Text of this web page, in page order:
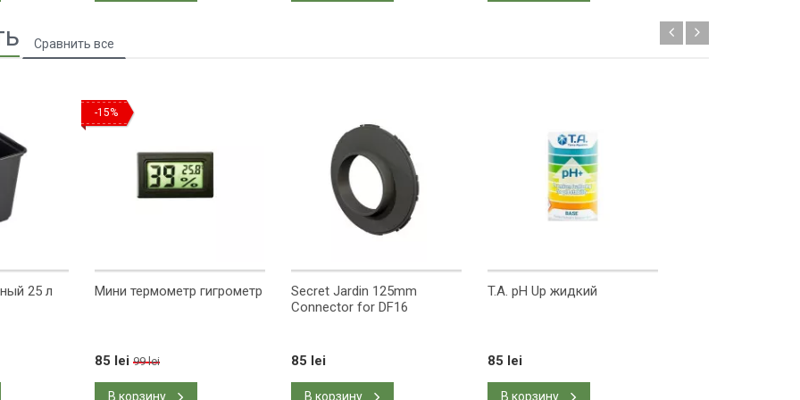
25 л
-15%
Мини термометр гигрометр
85 lei 99 lei
В корзину
Secret Jardin 125mm
Connector for DF16
85 lei
В корзину
T.A. pH Up жидкий
85 lei
В корзину